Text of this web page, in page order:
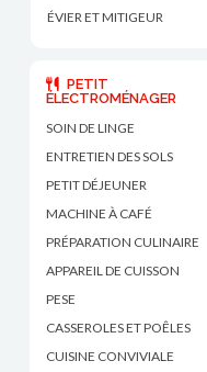
ÉVIER ET MITIGEUR
PETIT
ÉLECTROMÉNAGER
SOIN DE LINGE
ENTRETIEN DES SOLS
PETIT DÉJEUNER
MACHINE À CAFÉ
PRÉPARATION CULINAIRE
APPAREIL DE CUISSON
PESE
CASSEROLES ET POÊLES
CUISINE CONVIVIALE